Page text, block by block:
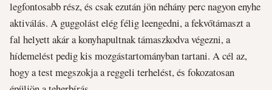
legfontosabb rész, és csak ezután jön néhány perc nagyon enyhe
aktiválás. A guggolást elég félig leengedni, a fekvőtámaszt a
fal helyett akár a konyhapultnak támaszkodva végezni, a
hídemelést pedig kis mozgástartományban tartani. A cél az,
hogy a test megszokja a reggeli terhelést, és fokozatosan